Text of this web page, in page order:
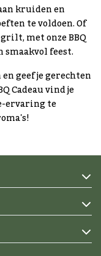
kruiden en
te voldoen. Of
met onze BBQ
feest.
geef je gerechten
Cadeau vind je
ervaring te